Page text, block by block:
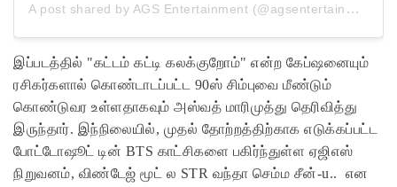
A post shared by AGS Entertainment (@agsentertainment)
இப்படத்தில் "கட்டம் கட்டி கலக்குறோம்" என்ற கேப்ஷனையும்
ரசிகர்களால் கொண்டாடப்பட்ட 90ஸ் சிம்புவை மீண்டும்
கொண்டுவர உள்ளதாகவும் அஸ்வத் மாரிமுத்து தெரிவித்து
இருந்தார். இந்நிலையில், முதல் தோற்றத்திற்காக எடுக்கப்பட்ட
போட்டோஷூட் டின் BTS காட்சிகளை பகிர்ந்துள்ள ஏஜிஎஸ்
நிறுவனம், விண்டேஜ் மூட் ல STR வந்தா செம்ம சீன்-u.. என